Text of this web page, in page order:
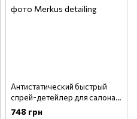
Антистатический быстрый
спрей-детейлер для салона
CarPro Inner QD 500 мл
748 грн